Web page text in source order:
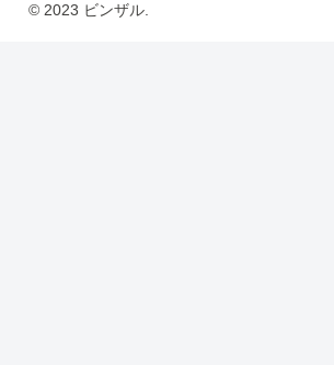
© 2023 ビンザル.